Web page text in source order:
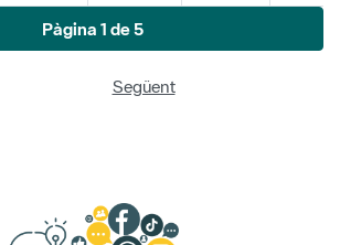
Pàgina 1 de 5
Següent